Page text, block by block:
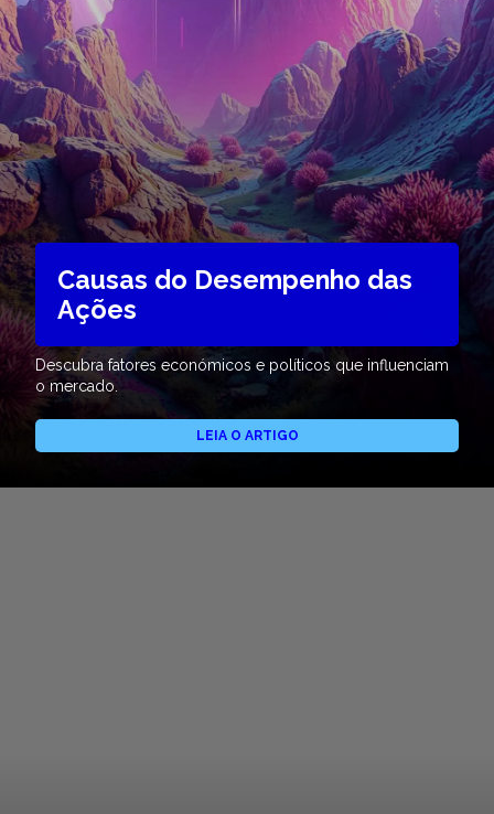
Causas do Desempenho das
Ações
Descubra fatores económicos e políticos que influenciam
o mercado.
LEIA O ARTIGO